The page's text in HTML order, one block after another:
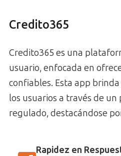
Credito365
Credito365 es una
usuario, enfocada en
confiables. Esta app
los usuarios a través de
regulado, destacándose
Rapidez en